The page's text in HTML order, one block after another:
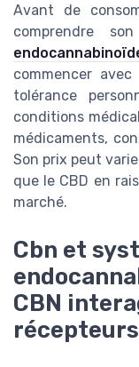
Avant de
comprendre
commencer
tolérance
conditions
médicaments,
Son prix peut
que le CBD en
marché.
Cbn et
CBN
récepteurs